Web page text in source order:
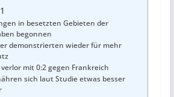
in besetzten Gebieten der
begonnen
demonstrierten wieder für mehr
mit 0:2 gegen Frankreich
sich laut Studie etwas besser